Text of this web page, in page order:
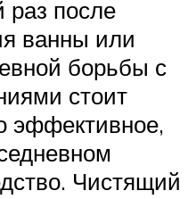
раз после
ванны или
борьбы с
стоит
эффективное,
Чистящий